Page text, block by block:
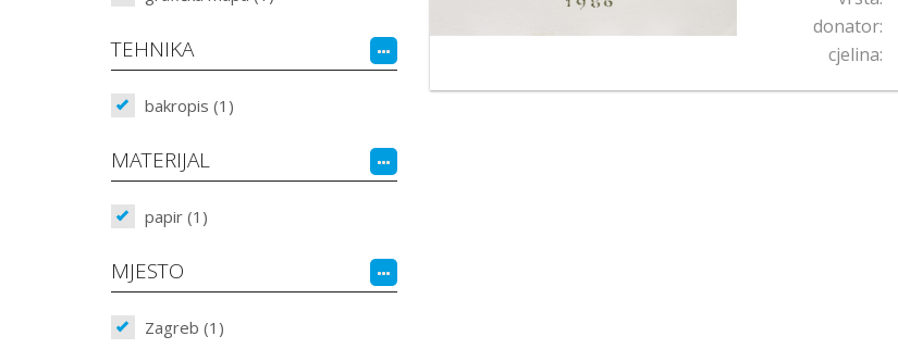
TEHNIKA
bakropis (1)
MATERIJAL
papir (1)
MJESTO
Zagreb (1)
donator:
cjelina: